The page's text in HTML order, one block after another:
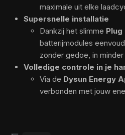
maximale uit elke
Supersnelle installatie
Dankzij het slimme Plug
batterijmodules
zonder gedoe, in
Volledige controle in je
Via de Dysun Energy
verbonden met jouw